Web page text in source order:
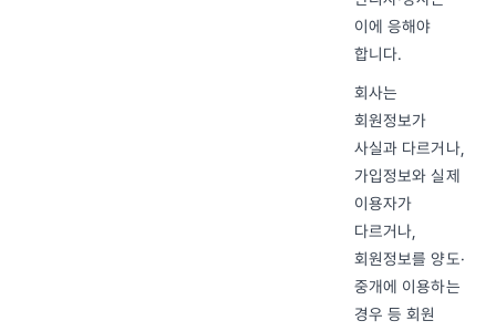
이에 응해야
합니다.
회사는
회원정보가
사실과 다르거나,
가입정보와 실제
이용자가
다르거나,
회원정보를 양도·
중개에 이용하는
경우 등 회원